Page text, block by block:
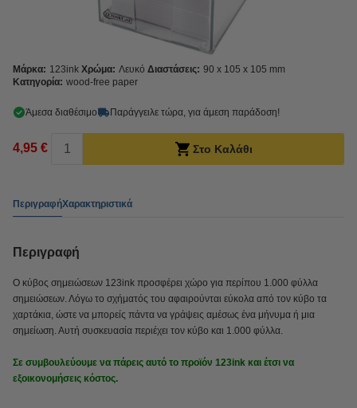
Μάρκα: 123ink Χρώμα: Λευκό Διαστάσεις: 90 x 105 x 105 mm
Κατηγορία: wood-free paper
Άμεσα διαθέσιμο Παράγγειλε τώρα, για άμεση παράδοση!
4,95 € Στο Καλάθι
ΠεριγραφήΧαρακτηριστικά
Περιγραφή
Ο κύβος σημειώσεων 123ink προσφέρει χώρο για περίπου 1.000 φύλλα
σημειώσεων. Λόγω το σχήματός του αφαιρούνται εύκολα από τον κύβο τα
χαρτάκια, ώστε να μπορείς πάντα να γράψεις αμέσως ένα μήνυμα ή μια
σημείωση. Αυτή συσκευασία περιέχει τον κύβο και 1.000 φύλλα.
Σε συμβουλεύουμε να πάρεις αυτό το προϊόν 123ink και έτσι να
εξοικονομήσεις κόστος.